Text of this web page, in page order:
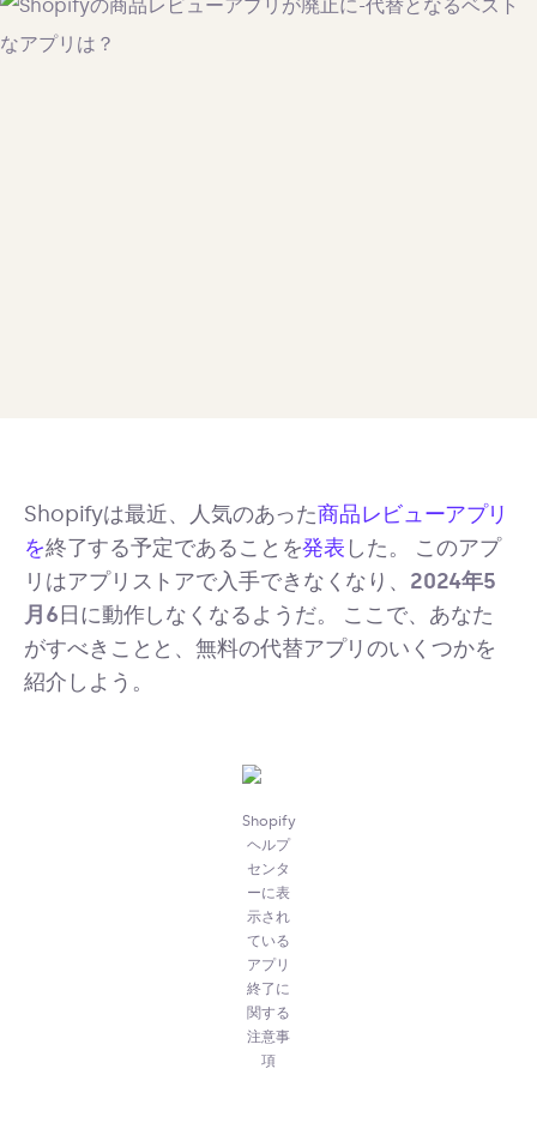
Shopifyは最近、人気のあった商品レビューアプリ
を終了する予定であることを発表 した。 このアプ
リはアプリストアで入手できなくなり、 2024年5
月6日に動作しなくなるようだ。 ここで、あなた
がすべきことと、無料の代替アプリのいくつかを
紹介しよう。
Shopify
ヘルプ
センタ
ーに表
示され
ている
アプリ
終了に
関する
注意事
項